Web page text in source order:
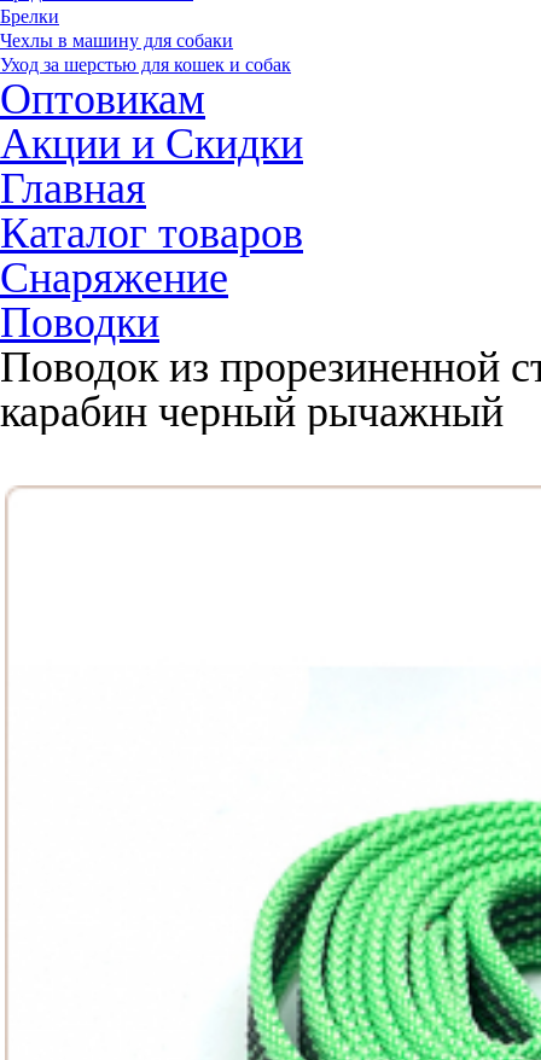
Брелки
Чехлы в машину для собаки
Уход за шерстью для кошек и собак
Оптовикам
Акции и Скидки
Главная
Каталог товаров
Снаряжение
Поводки
Поводок из прорезиненной
карабин черный рычажный